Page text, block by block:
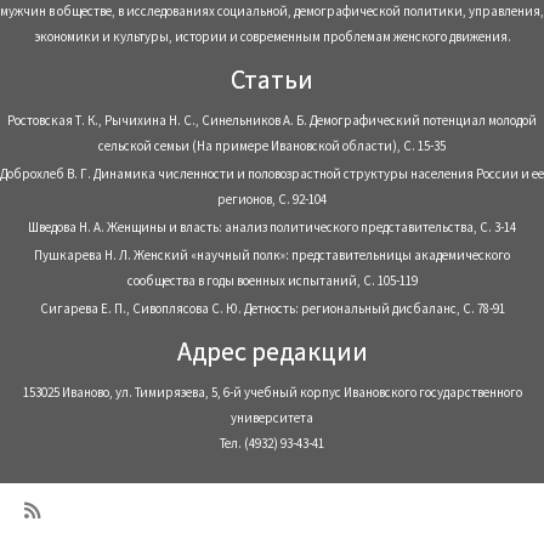
мужчин в обществе, в исследованиях социальной, демографической политики, управления,
экономики и культуры, истории и современным проблемам женского движения.
Статьи
Ростовская Т. К., Рычихина Н. С., Синельников А. Б. Демографический потенциал молодой
сельской семьи (На примере Ивановской области), С. 15-35
Доброхлеб В. Г. Динамика численности и половозрастной структуры населения России и ее
регионов, С. 92-104
Шведова Н. А. Женщины и власть: анализ политического представительства, С. 3-14
Пушкарева Н. Л. Женский «научный полк»: представительницы академического
сообщества в годы военных испытаний, С. 105-119
Сигарева Е. П., Сивоплясова С. Ю. Детность: региональный дисбаланс, С. 78-91
Адрес редакции
153025 Иваново, ул. Тимирязева, 5, 6-й учебный корпус Ивановского государственного
университета
Тел. (4932) 93-43-41